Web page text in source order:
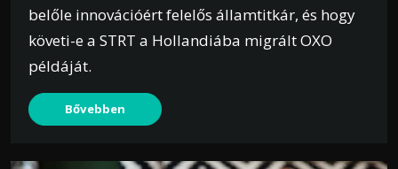
belőle innovációért felelős államtitkár, és hogy
követi-e a STRT a Hollandiába migrált OXO
példáját.
Bővebben